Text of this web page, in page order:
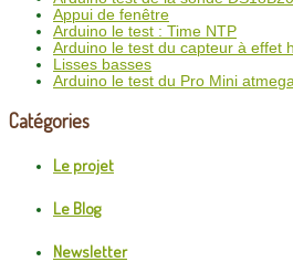
Appui de fenêtre
Arduino le test : Time NTP
Arduino le test du capteur à effet
Lisses basses
Arduino le test du Pro Mini
Catégories
Le projet
Le Blog
Newsletter